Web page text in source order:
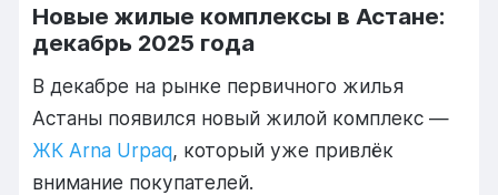
Новые жилые комплексы в Астане:
декабрь 2025 года
В декабре на рынке первичного жилья
Астаны появился новый жилой комплекс —
ЖК Arna Urpaq, который уже привлёк
внимание покупателей.